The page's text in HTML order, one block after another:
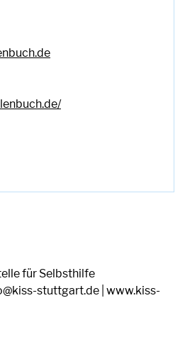
für Selbsthilfe
stuttgart.de | www.kiss-